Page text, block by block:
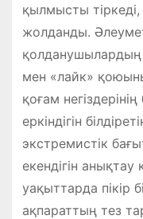
қылмысты
жолданды.
қолданушылардың
мен «лайк»
қоғам
еркіндігін
экстремистік
екендігін
уақыттарда пікір
ақпараттың тез